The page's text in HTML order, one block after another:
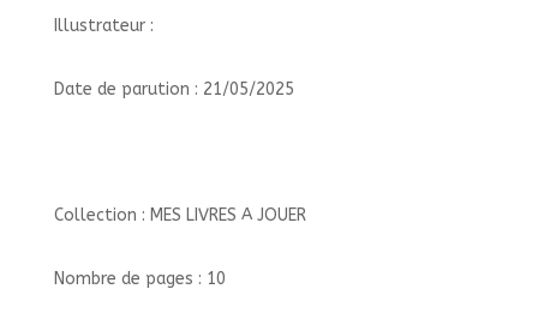
Illustrateur :
Date de parution : 21/05/2025
Collection : MES LIVRES A JOUER
Nombre de pages : 10